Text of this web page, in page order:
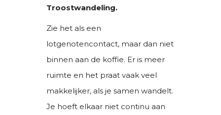
Troostwandeling.
Zie het als een
lotgenotencontact, maar dan niet
binnen aan de koffie. Er is meer
ruimte en het praat vaak veel
makkelijker, als je samen wandelt.
Je hoeft elkaar niet continu aan